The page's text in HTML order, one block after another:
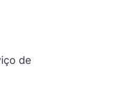
de